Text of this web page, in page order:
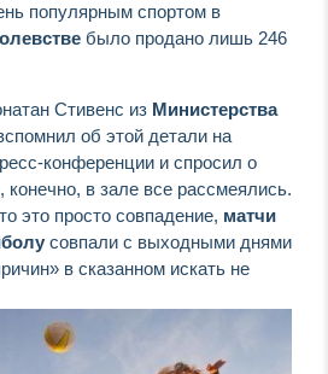
популярным спортом в
было продано лишь 246
Стивенс из Министерства
об этой детали на
конференции и спросил о
в зале все рассмеялись.
это просто совпадение, матчи
совпали с выходными днями
в сказанном искать не